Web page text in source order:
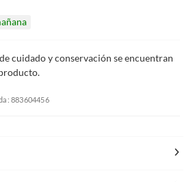
cuidado y conservación se encuentran
883604456